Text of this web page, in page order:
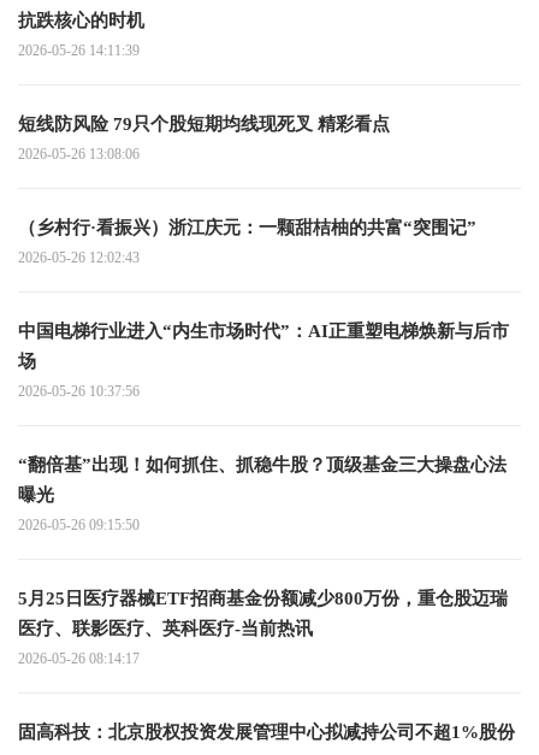
抗跌核心的时机
2026-05-26 14:11:39
短线防风险 79只个股短期均线现死叉 精彩看点
2026-05-26 13:08:06
（乡村行·看振兴）浙江庆元：一颗甜桔柚的共富“突围记”
2026-05-26 12:02:43
中国电梯行业进入“内生市场时代”：AI正重塑电梯焕新与后市
场
2026-05-26 10:37:56
“翻倍基”出现！如何抓住、抓稳牛股？顶级基金三大操盘心法
曝光
2026-05-26 09:15:50
5月25日医疗器械ETF招商基金份额减少800万份，重仓股迈瑞
医疗、联影医疗、英科医疗-当前热讯
2026-05-26 08:14:17
固高科技：北京股权投资发展管理中心拟减持公司不超1%股份